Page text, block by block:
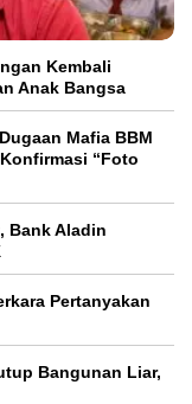
Kembali
Anak Bangsa
Mafia BBM
“Foto
Bank Aladin
Pertanyakan
Bangunan Liar,